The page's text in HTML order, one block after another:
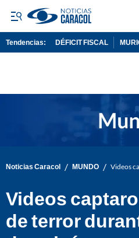
Tendencias: DÉFICIT FISCAL
Noticias Caracol / MUNDO / Videos
Videos
de terror